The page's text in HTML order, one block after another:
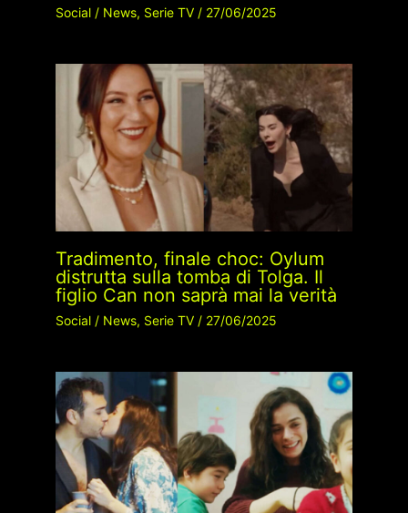
Social/ News, Serie TV/ 27/06/2025
Tradimento, finale choc: Oylum
distrutta sulla tomba di Tolga. Il
figlio Can non saprà mai la verità
Social/ News, Serie TV/ 27/06/2025